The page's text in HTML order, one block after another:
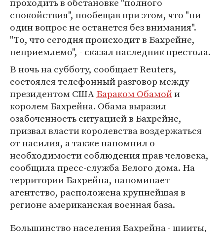
спокойствия", пообещав при этом, что "ни
один вопрос не останется без внимания".
"То, что сегодня происходит в Бахрейне,
неприемлемо", - сказал наследник престола.
В ночь на субботу, сообщает Reuters,
состоялся телефонный разговор между
президентом СШАБараком Обамойи
королем Бахрейна. Обама выразил
озабоченность ситуацией в Бахрейне,
призвал власти королевства воздержаться
от насилия, а также напомнил о
необходимости соблюдения прав человека,
сообщила пресс-служба Белого дома. На
территории Бахрейна, напоминает
агентство, расположена крупнейшая в
регионе американская военная база.
Большинство населения Бахрейна - шииты,